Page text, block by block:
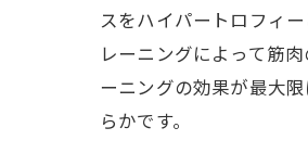
スをハイパートロフィ
レーニングによって筋
ーニングの効果が最大
らかです。